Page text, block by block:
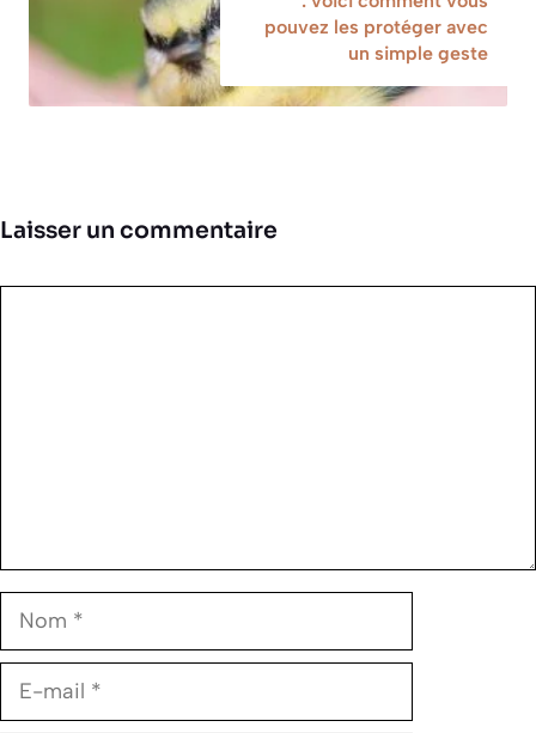
pouvez les protéger avec
un simple geste
Laisser un commentaire
Nom
E-